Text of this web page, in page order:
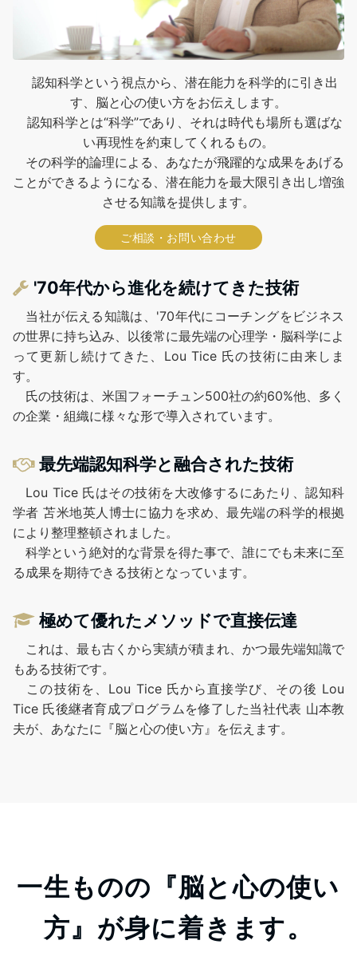
認知科学という視点から、潜在能力を科学的に引き出
す、脳と心の使い方をお伝えします。
認知科学とは“科学”であり、それは時代も場所も選ばな
い再現性を約束してくれるもの。
その科学的論理による、あなたが飛躍的な成果をあげる
ことができるようになる、潜在能力を最大限引き出し増強
させる知識を提供します。
ご相談・お問い合わせ
'70年代から進化を続けてきた技術
当社が伝える知識は、'70年代にコーチングをビジネス
の世界に持ち込み、以後常に最先端の心理学・脳科学によ
って更新し続けてきた、Lou Tice 氏の技術に由来しま
す。
氏の技術は、米国フォーチュン500社の約60%他、多く
の企業・組織に様々な形で導入されています。
最先端認知科学と融合された技術
Lou Tice 氏はその技術を大改修するにあたり、認知科
学者 苫米地英人博士に協力を求め、最先端の科学的根拠
により整理整頓されました。
科学という絶対的な背景を得た事で、誰にでも未来に至
る成果を期待できる技術となっています。
極めて優れたメソッドで直接伝達
これは、最も古くから実績が積まれ、かつ最先端知識で
もある技術です。
この技術を、Lou Tice 氏から直接学び、その後 Lou
Tice 氏後継者育成プログラムを修了した当社代表 山本教
夫が、あなたに『脳と心の使い方』を伝えます。
一生ものの『脳と心の使い
方』が身に着きます。